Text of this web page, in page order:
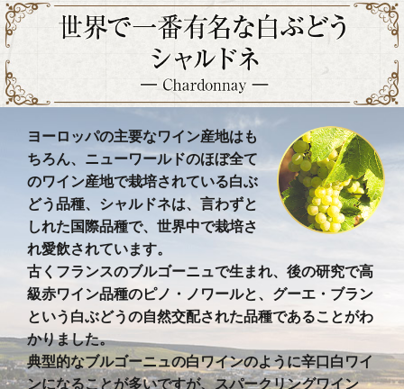
ヨーロッパの主要なワイン産地はも
ちろん、ニューワールドのほぼ全て
のワイン産地で栽培されている白ぶ
どう品種、シャルドネは、言わずと
しれた国際品種で、世界中で栽培さ
れ愛飲されています。
古くフランスのブルゴーニュで生まれ、後の研究で高
級赤ワイン品種のピノ・ノワールと、グーエ・ブラン
という白ぶどうの自然交配された品種であることがわ
かりました。
典型的なブルゴーニュの白ワインのように辛口白ワイ
ンになることが多いですが、スパークリングワイン